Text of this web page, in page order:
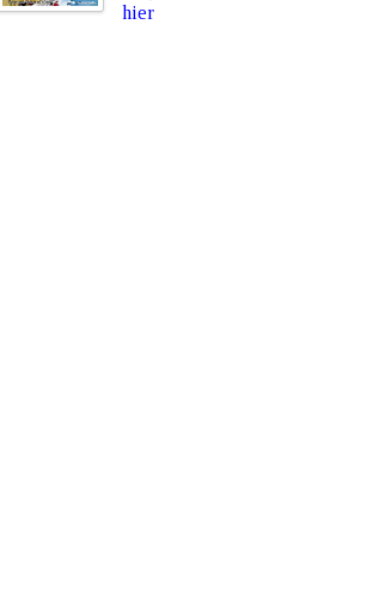
hier